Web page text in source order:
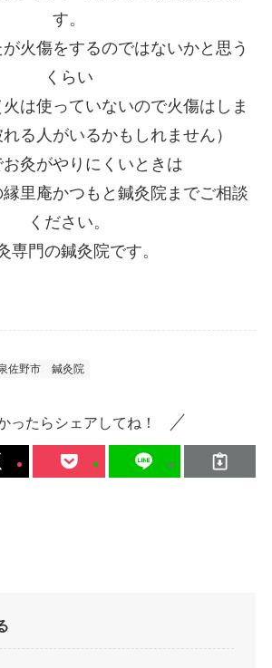
す。
火傷をするのではないかと思う
くらい
は使っていないので火傷はしま
る人がいるかもしれません）
お灸がやりにくいときは
里庵かつもと鍼灸院までご相談
ください。
専門の鍼灸院です。
佐野市 鍼灸院
ったらシェアしてね！